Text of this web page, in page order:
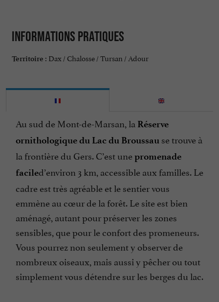
Informations pratiques
Territoire : Dax / Chalosse / Tursan / Adour
Au sud de Mont-de-Marsan, la Réserve
ornithologique du Lac du Broussau se trouve à
la frontière du Gers. C’est unepromenade
faciled’environ 3 km, accessible aux familles. Le
cadre est très agréable et le sentier vous
emmène au cœur de la forêt. Le site est bien
aménagé, autant pour préserver les zones
sensibles, que pour le confort des promeneurs.
Vous pourrez non seulement y observer de
nombreux oiseaux, mais aussi y pêcher ou tout
simplement vous détendre sur les berges du lac.